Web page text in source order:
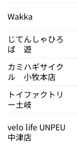
Wakka
じてんしゃひろ
ば 遊
カミハギサイク
ル 小牧本店
トイファクトリ
ー土岐
velo life UNPEU
中津店